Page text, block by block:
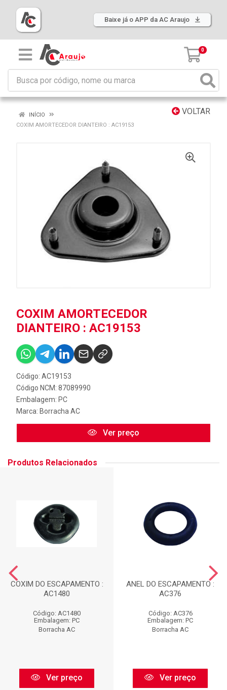
Baixe já o APP da AC Araujo
0
VOLTAR
INÍCIO
COXIM AMORTECEDOR DIANTEIRO : AC19153
COXIM AMORTECEDOR
DIANTEIRO : AC19153
Código: AC19153
Código NCM: 87089990
Embalagem: PC
Marca: Borracha AC
Ver preço
Produtos Relacionados
COXIM DO ESCAPAMENTO :
AC1480
Código: AC1480
Embalagem: PC
Borracha AC
Ver preço
ANEL DO ESCAPAMENTO :
AC376
Código: AC376
Embalagem: PC
Borracha AC
Ver preço